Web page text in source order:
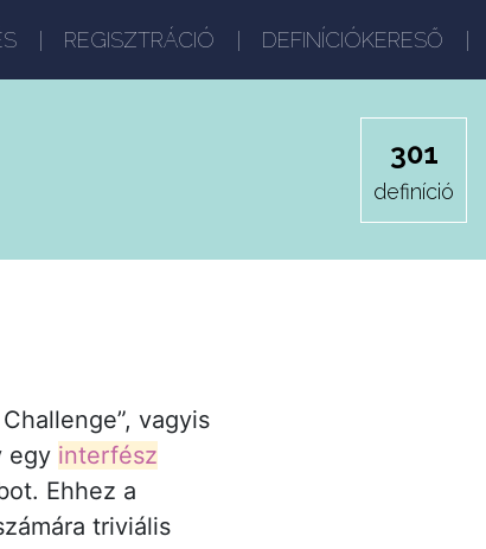
REGISZTRÁCIÓ DEFINÍCIÓKERESŐ
301
definíció
vagyis
egy interfész
Ehhez a
triviális